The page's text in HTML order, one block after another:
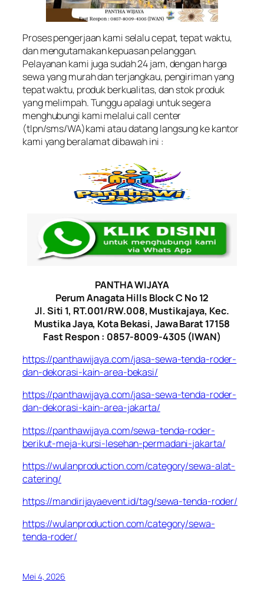
Proses pengerjaan kami selalu cepat, tepat waktu,
dan mengutamakan kepuasan pelanggan.
Pelayanan kami juga sudah 24 jam, dengan harga
sewa yang murah dan terjangkau, pengiriman yang
tepat waktu, produk berkualitas, dan stok produk
yang melimpah. Tunggu apalagi untuk segera
menghubungi kami melalui call center
(tlpn/sms/WA)kami atau datang langsung ke kantor
kami yang beralamat dibawah ini :
PANTHA WIJAYA
Perum Anagata Hills Block C No 12
Jl. Siti 1, RT.001/RW.008, Mustikajaya, Kec.
Mustika Jaya, Kota Bekasi, Jawa Barat 17158
Fast Respon : 0857-8009-4305 (IWAN)
https://panthawijaya.com/jasa-sewa-tenda-roder-
dan-dekorasi-kain-area-bekasi/
https://panthawijaya.com/jasa-sewa-tenda-roder-
dan-dekorasi-kain-area-jakarta/
https://panthawijaya.com/sewa-tenda-roder-
berikut-meja-kursi-lesehan-permadani-jakarta/
https://wulanproduction.com/category/sewa-alat-
catering/
https://mandirijayaevent.id/tag/sewa-tenda-roder/
https://wulanproduction.com/category/sewa-
tenda-roder/
Mei 4, 2026